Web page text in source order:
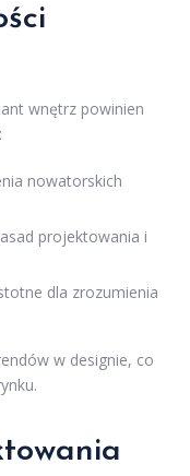
wnętrz powinien
nowatorskich
projektowania i
dla zrozumienia
w designie, co